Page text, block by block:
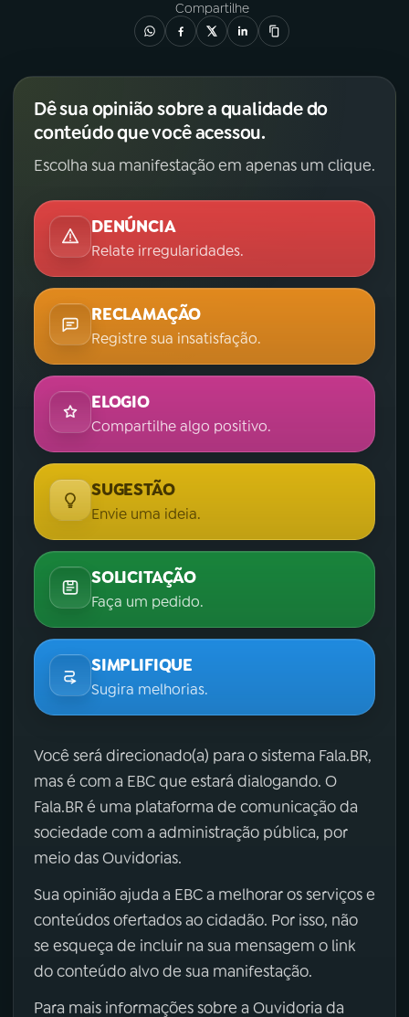
Compartilhe
Dê sua opinião sobre a qualidade do
conteúdo que você acessou.
Escolha sua manifestação em apenas um clique.
DENÚNCIA
Relate irregularidades.
RECLAMAÇÃO
Registre sua insatisfação.
ELOGIO
Compartilhe algo positivo.
SUGESTÃO
Envie uma ideia.
SOLICITAÇÃO
Faça um pedido.
SIMPLIFIQUE
Sugira melhorias.
Você será direcionado(a) para o sistema Fala.BR,
mas é com a EBC que estará dialogando. O
Fala.BR é uma plataforma de comunicação da
sociedade com a administração pública, por
meio das Ouvidorias.
Sua opinião ajuda a EBC a melhorar os serviços e
conteúdos ofertados ao cidadão. Por isso, não
se esqueça de incluir na sua mensagem o link
do conteúdo alvo de sua manifestação.
Para mais informações sobre a Ouvidoria da